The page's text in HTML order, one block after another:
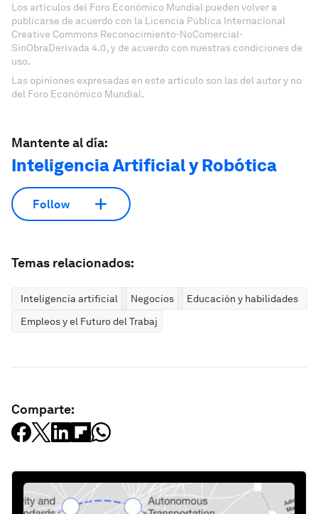
Los artículos del Foro Económico Mundial pueden volver a
publicarse de acuerdo con la Licencia Pública Internacional
Creative Commons Reconocimiento-NoComercial-
SinObraDerivada 4.0, y de acuerdo con nuestras condiciones de
uso.
Las opiniones expresadas en este artículo son las del autor y no
del Foro Económico Mundial.
Mantente al día:
Inteligencia Artificial y Robótica
Follow
Temas relacionados:
Inteligencia artificial Negocios
Educación y habilidades
Empleos y el Futuro del Trabajo
Comparte: